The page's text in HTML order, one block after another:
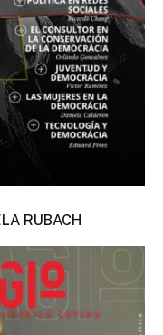
RUBACH